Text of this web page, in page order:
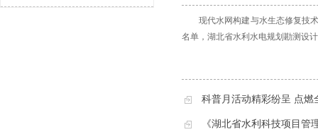
现代水网构建与水生态修复技
名单，湖北省水利水电规划勘测设
科普月活动精彩纷呈 点燃
《湖北省水利科技项目管